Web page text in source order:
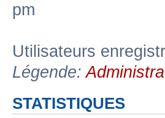
pm
Utilisateurs
Légende:
STATISTIQUES